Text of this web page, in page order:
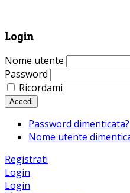
Login
Nome utente
Password
Ricordami
Accedi
Password dimenticata?
Nome utente
Registrati
Login
Login